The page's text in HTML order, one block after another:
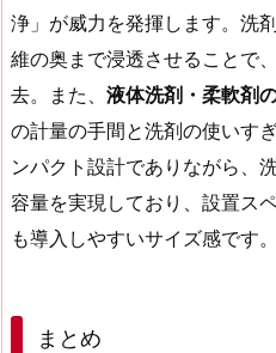
浄」が威力を発揮します。洗
維の奥まで浸透させることで
去。また、 液体洗剤・柔軟剤
の計量の手間と洗剤の使いす
ンパクト設計でありながら、
容量を実現しており、設置ス
も導入しやすいサイズ感です。
まとめ